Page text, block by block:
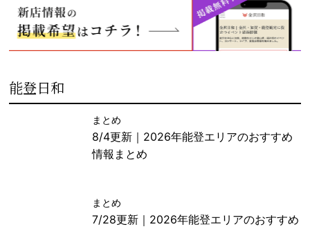
能登日和
まとめ
8/4更新｜2026年能登エリアのおすすめ
情報まとめ
まとめ
7/28更新｜2026年能登エリアのおすすめ